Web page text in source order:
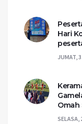
Hari
JUMAT,
Omah
SELASA,